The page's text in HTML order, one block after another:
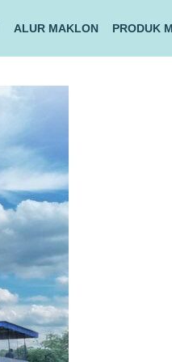
ALUR MAKLON PRODUK